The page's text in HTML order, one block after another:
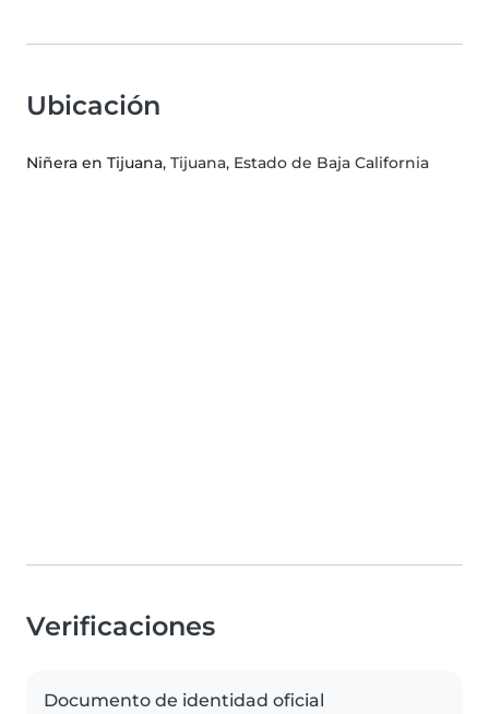
Ubicación
Niñera en Tijuana, Tijuana, Estado de Baja California
Verificaciones
Documento de identidad oficial